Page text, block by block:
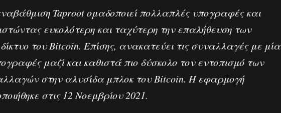
Taproot ομαδοποιεί πολλαπλές υπογραφές και
ευκολότερη και ταχύτερη την επαλήθευση των
του Bitcoin. Επίσης, ανακατεύει τις συναλλαγές με μία
μαζί και καθιστά πιο δύσκολο τον εντοπισμό των
στην αλυσίδα μπλοκ του Bitcoin. Η εφαρμογή
στις 12 Νοεμβρίου 2021.